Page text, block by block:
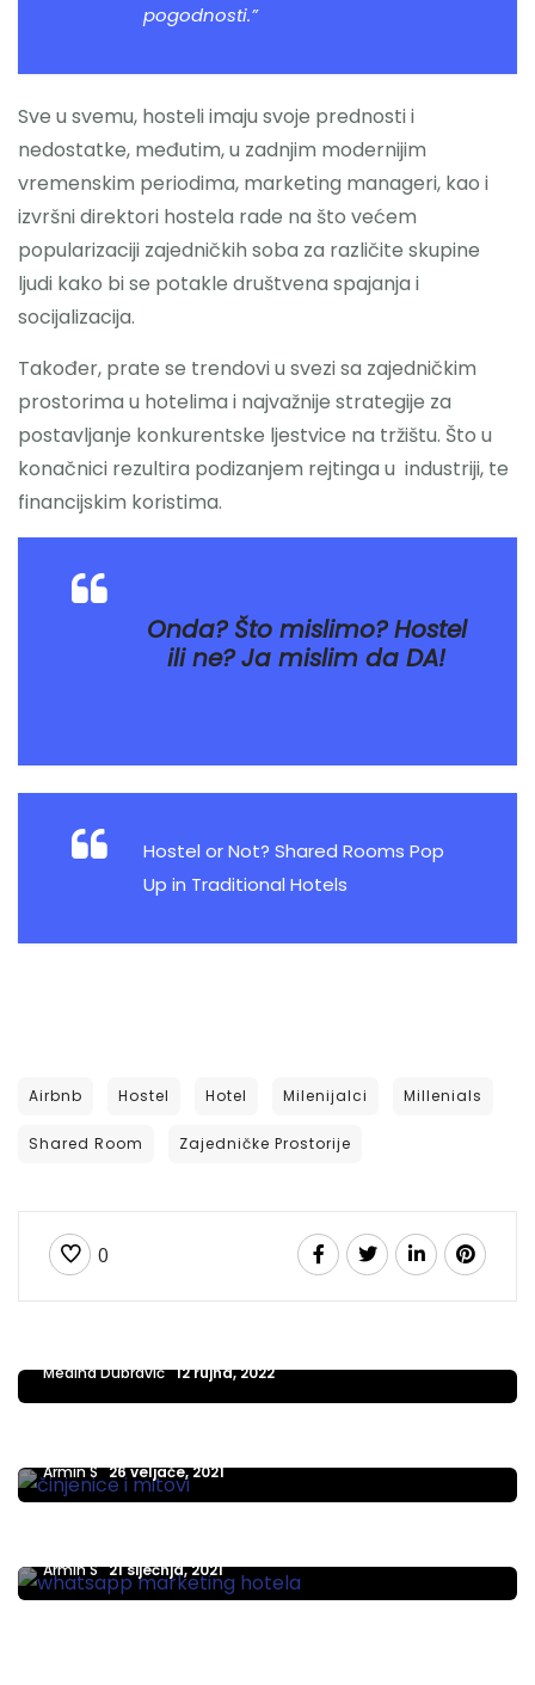
pogodnosti.”
Sve u svemu, hosteli imaju svoje prednosti i
nedostatke, međutim, u zadnjim modernijim
vremenskim periodima, marketing manageri, kao i
izvršni direktori hostela rade na što većem
popularizaciji zajedničkih soba za različite skupine
ljudi kako bi se potakle društvena spajanja i
socijalizacija.
Također, prate se trendovi u svezi sa zajedničkim
prostorima u hotelima i najvažnije strategije za
postavljanje konkurentske ljestvice na tržištu. Što u
konačnici rezultira podizanjem rejtinga u industriji, te
financijskim koristima.
Onda? Što mislimo? Hostel
ili ne? Ja mislim da DA!
Hostel or Not? Shared Rooms Pop
Up in Traditional Hotels
Airbnb Hostel Hotel Milenijalci Millenials
Shared Room Zajedničke Prostorije
0 SAVJETI ZA HOTELIJERE, IZNAJMLJIVAČE I PROPERTY MANAGERE
Mediha Dubravić 12 rujna, 2022
Armin S 26 veljače, 2021
WhatsApp marketing hotela : 6 koraka da to
Armin S 21 siječnja, 2021